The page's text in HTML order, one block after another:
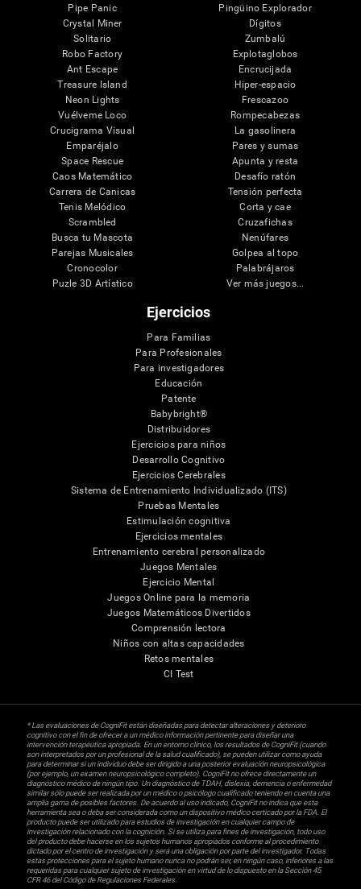
Pipe Panic
Crystal Miner
Solitario
Robo Factory
Ant Escape
Treasure Island
Neon Lights
Vuélveme Loco
Crucigrama Visual
Emparéjalo
Space Rescue
Caos Matemático
Carrera de Canicas
Tenis Melódico
Scrambled
Busca tu Mascota
Parejas Musicales
Cronocolor
Puzle 3D Artístico
Pingüino Explorador
Dígitos
Zumbalú
Explotaglobos
Encrucijada
Hiper-espacio
Frescazoo
Rompecabezas
La gasolinera
Pares y sumas
Apunta y resta
Desafío ratón
Tensión perfecta
Corta y cae
Cruzafichas
Nenúfares
Golpea al topo
Palabrájaros
Ver más juegos...
Ejercicios
Para Familias
Para Profesionales
Para investigadores
Educación
Patente
Babybright®
Distribuidores
Ejercicios para niños
Desarrollo Cognitivo
Ejercicios Cerebrales
Sistema de Entrenamiento Individualizado (ITS)
Pruebas Mentales
Estimulación cognitiva
Ejercicios mentales
Entrenamiento cerebral personalizado
Juegos Mentales
Ejercicio Mental
Juegos Online para la memoria
Juegos Matemáticos Divertidos
Comprensión lectora
Niños con altas capacidades
Retos mentales
CI Test
* Las evaluaciones de CogniFit están diseñadas para detectar alteraciones y deterioro
cognitivo con el fin de ofrecer a un médico información pertinente para diseñar una
intervención terapéutica apropiada. En un entorno clínico, los resultados de CogniFit (cuando
son interpretados por un profesional de la salud cualificado), se pueden utilizar como ayuda
para determinar si un individuo debe ser dirigido a una posterior evaluación neuropsicológica
(por ejemplo, un examen neuropsicológico completo). CogniFit no ofrece directamente un
diagnóstico médico de ningún tipo. Un diagnóstico de TDAH, dislexia, demencia o enfermedad
similar sólo puede ser realizada por un médico o psicólogo cualificado teniendo en cuenta una
amplia gama de posibles factores. De acuerdo al uso indicado, CogniFit no indica que esta
herramienta sea o deba ser considerada como un dispositivo médico certicado por la FDA. El
producto puede ser utilizado para estudios de investigación en cualquier campo de
investigación relacionado con la cognición. Si se utiliza para fines de investigación, todo uso
del producto debe hacerse en los sujetos humanos apropiados conforme al procedimiento
dictado por el centro de investigación y será una obligación por parte del investigador. Todas
estas protecciones para el sujeto humano nunca no podrán ser, en ningún caso, inferiores a las
requeridas para cualquier sujeto de investigación en virtud de lo dispuesto en la Sección 45
CFR 46 del Código de Regulaciones Federales.